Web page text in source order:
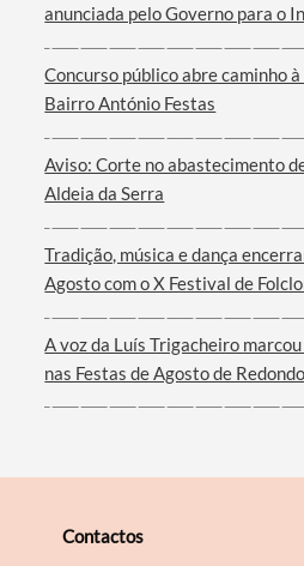
anunciada pelo Governo para o
Concurso público abre caminho
Bairro António Festas
Aviso: Corte no abastecimento
Aldeia da Serra
Tradição, música e dança
Agosto com o X Festival de
A voz da Luís Trigacheiro
nas Festas de Agosto de Redondo
Contactos